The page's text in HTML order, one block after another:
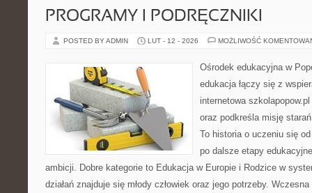
PROGRAMY I PODRĘCZNIKI
POSTED BY ADMIN LUT - 12 - 2026 MOŻLIWOŚĆ
Ośrodek edukacyjna w
edukacja łączy się z
internetowa
oraz podkreśla misję
To historia o uczeniu się
po dalsze etapy
ambicji. Dobre kategorie to Edukacja w Europie i Rodzice w
działań znajduje się młody człowiek oraz jego potrzeby.